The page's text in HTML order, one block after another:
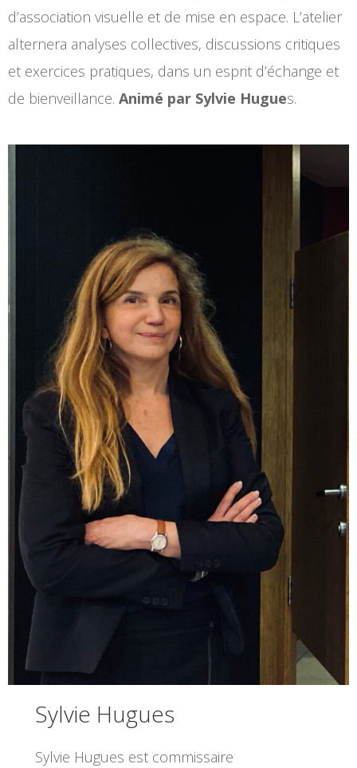
d’association visuelle et de mise en espace. L’atelier
alternera analyses collectives, discussions critiques
et exercices pratiques, dans un esprit d’échange et
de bienveillance. Animé par Sylvie Hugues.
Sylvie Hugues
Sylvie Hugues est commissaire